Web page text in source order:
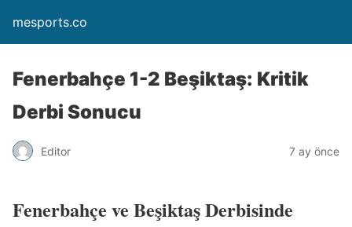
mesports.co
Fenerbahçe 1-2 Beşiktaş: Kritik
Derbi Sonucu
Editor 7 ay önce
Fenerbahçe ve Beşiktaş Derbisinde